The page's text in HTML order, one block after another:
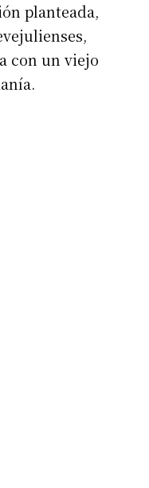
planteada,
con un viejo